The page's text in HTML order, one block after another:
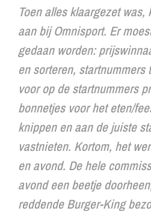
Toen alles klaargezet
aan bij Omnisport. Er
gedaan worden:
en sorteren,
voor op de startnummers
bonnetjes voor het eten/
knippen en aan de juiste
vastnieten. Kortom, het
en avond. De hele
avond een beetje
reddende Burger-King